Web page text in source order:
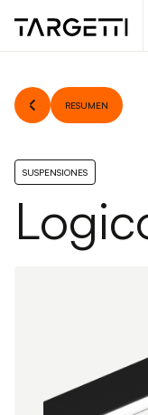
RESUMEN
SUSPENSIONES